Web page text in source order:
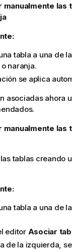
manualmente las
tabla a una de
naranja.
se aplica
asociadas ahora
manualmente las
tablas creando
tabla a una de
editor Asociar
de la izquierda,